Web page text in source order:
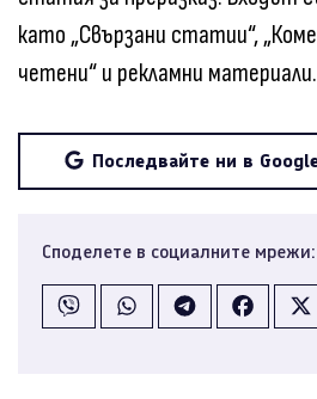
като „Свързани статии“,
четени“ и рекламни материали.
Последвайте ни в
Споделете в социалните мрежи: